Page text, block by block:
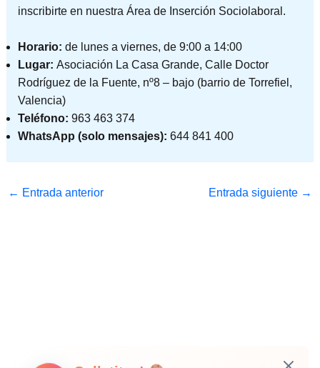
inscribirte en nuestra Área de Inserción Sociolaboral.
Horario: de lunes a viernes, de 9:00 a 14:00
Lugar: Asociación La Casa Grande, Calle Doctor
Rodríguez de la Fuente, nº8 – bajo (barrio de Torrefiel,
Valencia)
Teléfono: 963 463 374
WhatsApp (solo mensajes): 644 841 400
← Entrada anterior Entrada siguiente →